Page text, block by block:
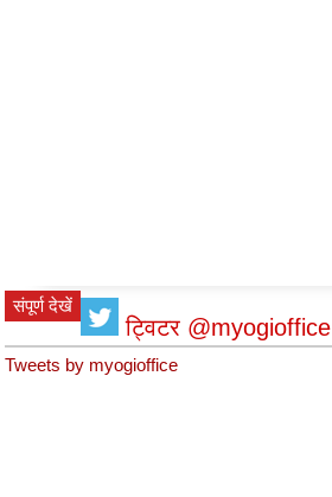
संपूर्ण देखें
ट्विटर @myogioffice
Tweets by myogioffice